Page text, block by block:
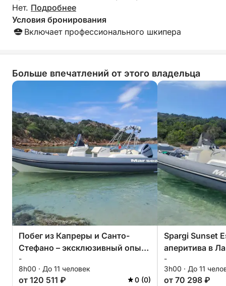
Нет. Подробнее
Условия бронирования
Включает профессионального шкипера
Больше впечатлений от этого владельца
Побег из Капреры и Санто-
Стефано – эксклюзивный опыт
Ла-Маддалены
-
8h00 · До 11 человек
от 120 511 ₽ 0 (0)
Spargi Sunset
аперитива в
-
3h00 · До 11
от 70 298 ₽